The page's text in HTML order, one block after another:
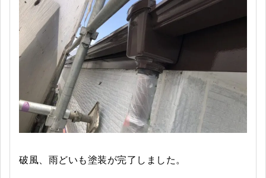
破風、雨どいも塗装が完了しました。